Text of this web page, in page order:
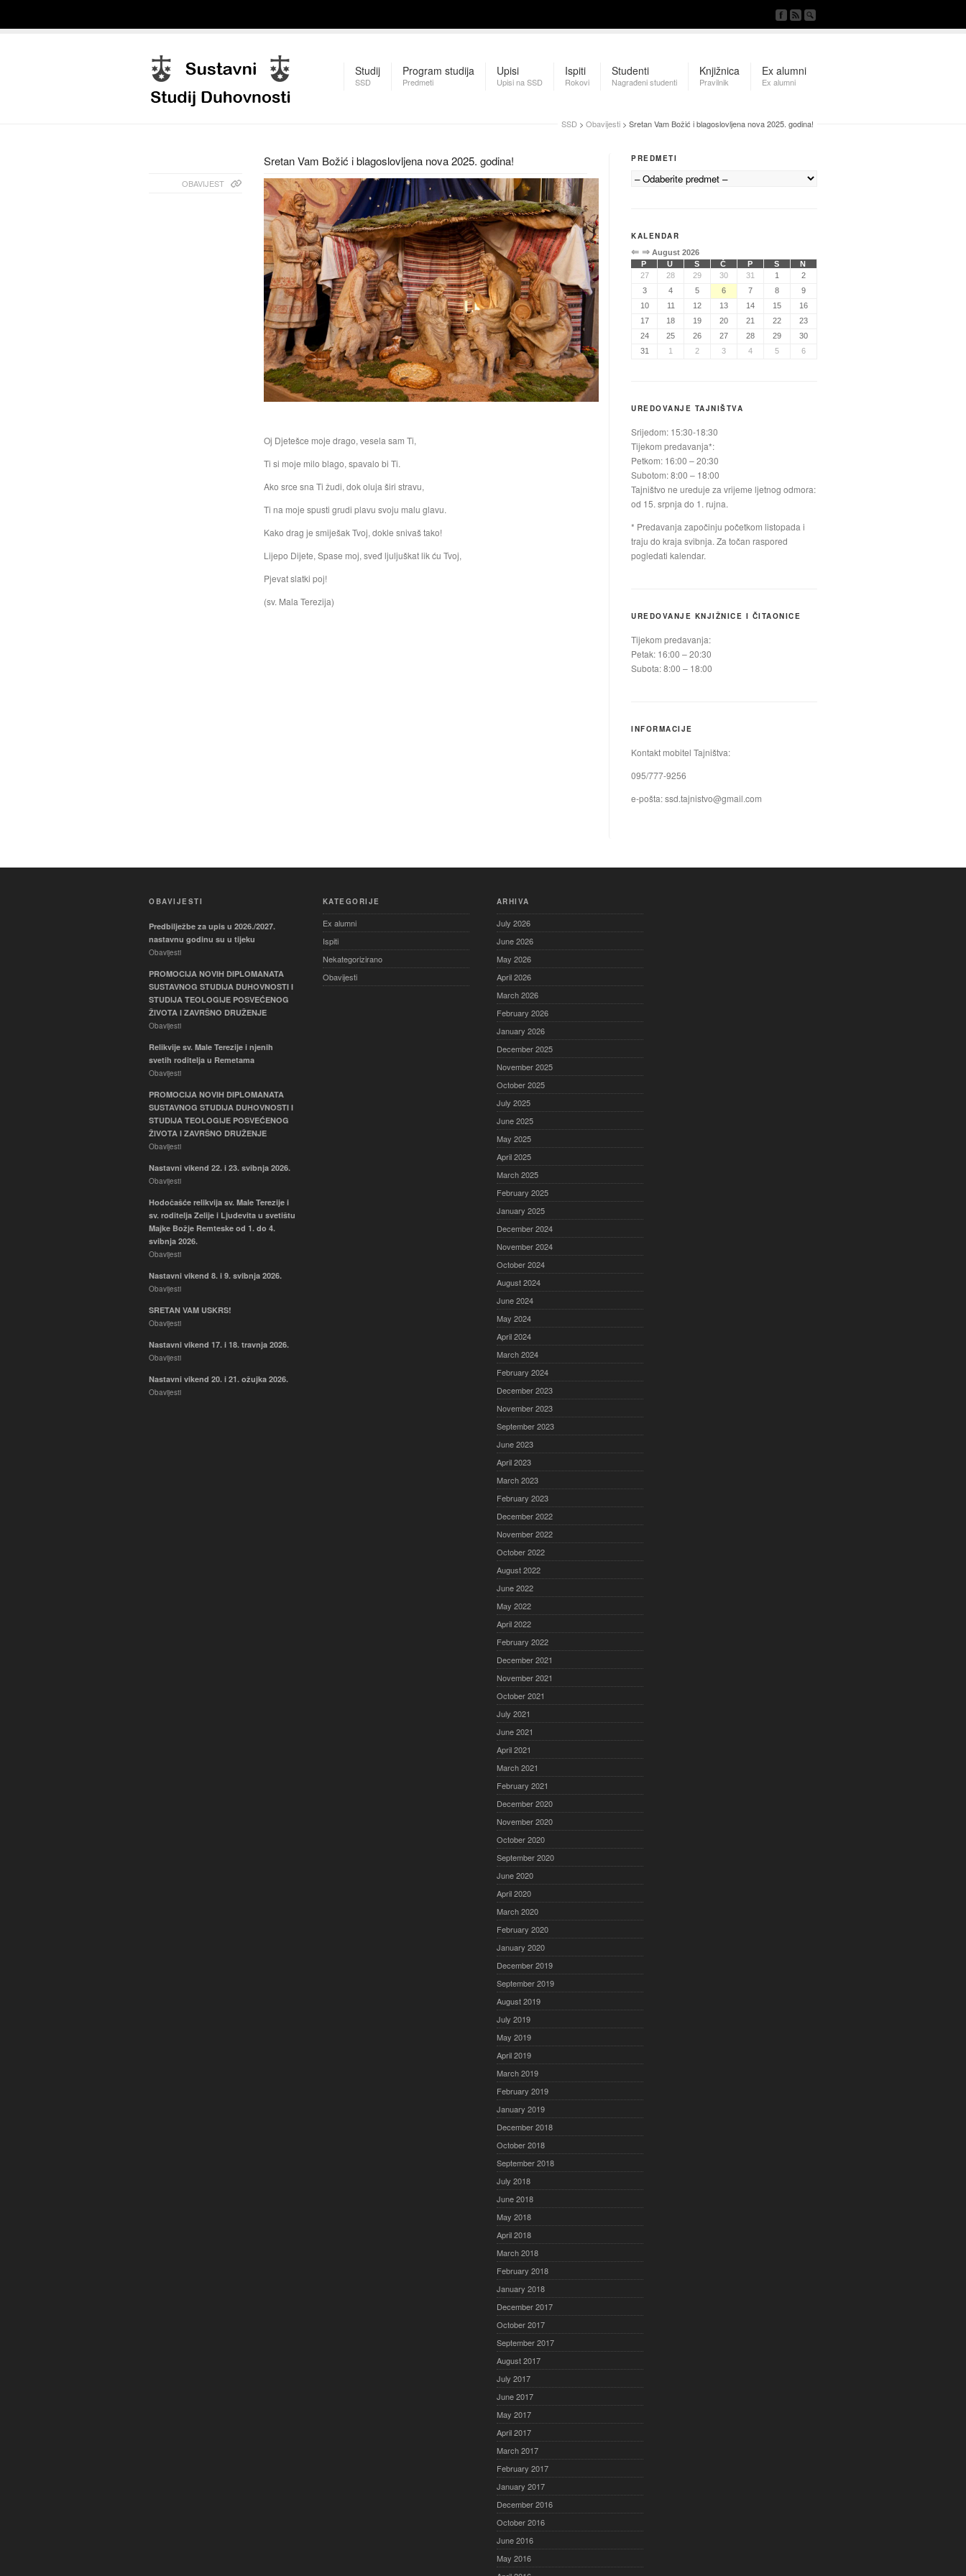
Studij
SSD
Program studija
Predmeti
Upisi
Upisi na SSD
Ispiti
Rokovi
Studenti
Nagrađeni studenti
Knjižnica
Pravilnik
Ex alumni
Ex alumni
SSD > Obavijesti > Sretan Vam Božić i blagoslovljena nova 2025. godina!
Sretan Vam Božić i blagoslovljena nova 2025. godina!
OBAVIJEST
Oj Djetešce moje drago, vesela sam Ti,
Ti si moje milo blago, spavalo bi Ti.
Ako srce sna Ti žudi, dok oluja širi stravu,
Ti na moje spusti grudi plavu svoju malu glavu.
Kako drag je smiješak Tvoj, dokle snivaš tako!
Lijepo Dijete, Spase moj, sveđ ljuljuškat lik ću Tvoj,
Pjevat slatki poj!
(sv. Mala Terezija)
PREDMETI
KALENDAR
⇐ ⇒ August 2026
P
U S Č P S
N
27
28 29 30 31 1
2
3
4 5 6 7 8
9
10
11 12 13 14 15
16
17
18 19 20 21 22
23
24
25 26 27 28 29
30
31
1 2 3 4 5 6
UREDOVANJE TAJNIŠTVA
Srijedom: 15:30-18:30
Tijekom predavanja*:
Petkom: 16:00 – 20:30
Subotom: 8:00 – 18:00
Tajništvo ne ureduje za vrijeme ljetnog odmora:
od 15. srpnja do 1. rujna.
* Predavanja započinju početkom listopada i
traju do kraja svibnja. Za točan raspored
pogledati kalendar.
UREDOVANJE KNJIŽNICE I ČITAONICE
Tijekom predavanja:
Petak: 16:00 – 20:30
Subota: 8:00 – 18:00
INFORMACIJE
Kontakt mobitel Tajništva:
095/777-9256
e-pošta:ssd.tajnistvo@gmail.com
OBAVIJESTI
Predbilježbe za upis u 2026./2027.
nastavnu godinu su u tijeku
Obavijesti
PROMOCIJA NOVIH DIPLOMANATA
SUSTAVNOG STUDIJA DUHOVNOSTI I
STUDIJA TEOLOGIJE POSVEĆENOG
ŽIVOTA I ZAVRŠNO DRUŽENJE
Obavijesti
Relikvije sv. Male Terezije i njenih
svetih roditelja u Remetama
Obavijesti
PROMOCIJA NOVIH DIPLOMANATA
SUSTAVNOG STUDIJA DUHOVNOSTI I
STUDIJA TEOLOGIJE POSVEĆENOG
ŽIVOTA I ZAVRŠNO DRUŽENJE
Obavijesti
Nastavni vikend 22. i 23. svibnja 2026.
Obavijesti
Hodočašće relikvija sv. Male Terezije i
sv. roditelja Zelije i Ljudevita u svetištu
Majke Božje Remteske od 1. do 4.
svibnja 2026.
Obavijesti
Nastavni vikend 8. i 9. svibnja 2026.
Obavijesti
SRETAN VAM USKRS!
Obavijesti
Nastavni vikend 17. i 18. travnja 2026.
Obavijesti
Nastavni vikend 20. i 21. ožujka 2026.
Obavijesti
KATEGORIJE
Ex alumni
Ispiti
Nekategorizirano
Obavijesti
ARHIVA
July 2026
June 2026
May 2026
April 2026
March 2026
February 2026
January 2026
December 2025
November 2025
October 2025
July 2025
June 2025
May 2025
April 2025
March 2025
February 2025
January 2025
December 2024
November 2024
October 2024
August 2024
June 2024
May 2024
April 2024
March 2024
February 2024
December 2023
November 2023
September 2023
June 2023
April 2023
March 2023
February 2023
December 2022
November 2022
October 2022
August 2022
June 2022
May 2022
April 2022
February 2022
December 2021
November 2021
October 2021
July 2021
June 2021
April 2021
March 2021
February 2021
December 2020
November 2020
October 2020
September 2020
June 2020
April 2020
March 2020
February 2020
January 2020
December 2019
September 2019
August 2019
July 2019
May 2019
April 2019
March 2019
February 2019
January 2019
December 2018
October 2018
September 2018
July 2018
June 2018
May 2018
April 2018
March 2018
February 2018
January 2018
December 2017
October 2017
September 2017
August 2017
July 2017
June 2017
May 2017
April 2017
March 2017
February 2017
January 2017
December 2016
October 2016
June 2016
May 2016